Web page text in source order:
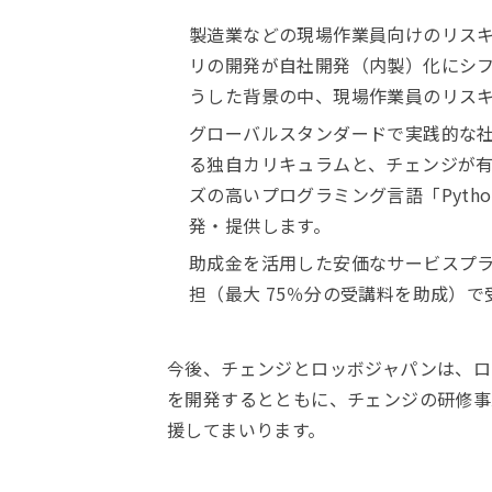
製造業などの現場作業員向けのリス
リの開発が自社開発（内製）化にシ
うした背景の中、現場作業員のリス
グローバルスタンダードで実践的な
る独自カリキュラムと、チェンジが
ズの高いプログラミング言語「
発・提供します。
助成金を活用した安価なサービスプ
担（最大 75％分の受講料を助成）
今後、チェンジとロッボジャパンは、
を開発するとともに、チェンジの研修
援してまいります。